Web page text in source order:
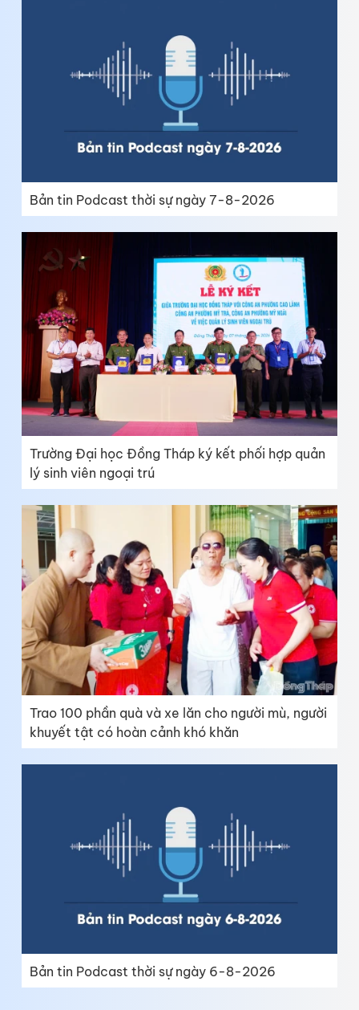
Bản tin Podcast thời sự ngày 7-8-2026
Trường Đại học Đồng Tháp ký kết phối hợp quản
lý sinh viên ngoại trú
Trao 100 phần quà và xe lăn cho người mù, người
khuyết tật có hoàn cảnh khó khăn
Bản tin Podcast thời sự ngày 6-8-2026